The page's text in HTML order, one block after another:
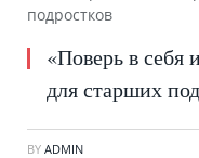
«Поверь в
для старших
BY ADMIN